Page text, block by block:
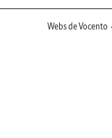
Webs de Vocento